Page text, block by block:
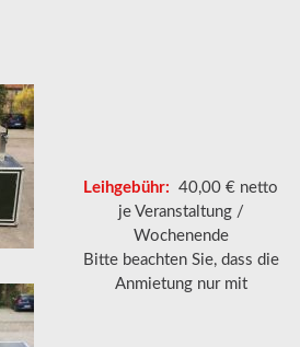
Leihgebühr: 40,00 € netto
je Veranstaltung /
Wochenende
Bitte beachten Sie, dass die
Anmietung nur mit